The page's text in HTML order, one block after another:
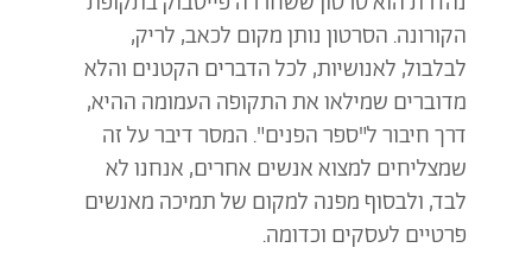
הקורונה. הסרטון נותן מקום לכאב, לריק,
לבלבול, לאנושיות, לכל הדברים הקטנים והלא
מדוברים שמילאו את התקופה העמומה ההיא,
דרך חיבור ל"ספר הפנים". המסר דיבר על זה
שמצליחים למצוא אנשים אחרים, אנחנו לא
לבד, ולבסוף מפנה למקום של תמיכה מאנשים
פרטיים לעסקים וכדומה.